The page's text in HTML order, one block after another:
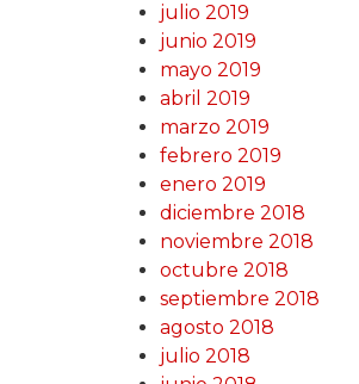
julio 2019
junio 2019
mayo 2019
abril 2019
marzo 2019
febrero 2019
enero 2019
diciembre 2018
noviembre 2018
octubre 2018
septiembre 2018
agosto 2018
julio 2018